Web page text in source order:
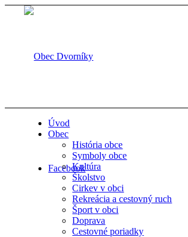
Facebook
Úvod
Obec
História obce
Symboly obce
Kultúra
Školstvo
Cirkev v obci
Rekreácia a cestovný ruch
Šport v obci
Doprava
Cestovné poriadky